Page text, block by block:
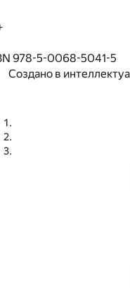
978-5-0068-5041-5
Создано в